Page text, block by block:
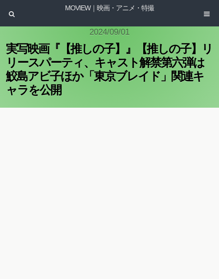
MOVIEW｜映画・アニメ・特撮
2024/09/01
実写映画『【推しの子】』【推しの子】リ
リースパーティ、キャスト解禁第六弾は
鮫島アビ子ほか「東京ブレイド」関連キ
ャラを公開